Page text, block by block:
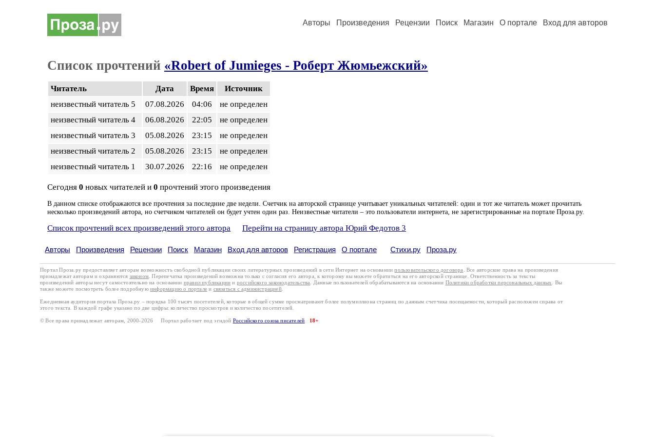
Авторы Произведения Рецензии Поиск Магазин О портале Вход для авторов
Список прочтений «Robert of Jumieges - Роберт Жюмьежский»
Читатель Дата Время
Источник
неизвестный читатель 5
07.08.2026 04:06
не определен
неизвестный читатель 4
06.08.2026 22:05
не определен
неизвестный читатель 3
05.08.2026 23:15
не определен
неизвестный читатель 2
05.08.2026 23:15
не определен
неизвестный читатель 1
30.07.2026 22:16 не определен
Сегодня 0 новых читателей и 0 прочтений этого произведения
В данном списке отображаются все прочтения за последние две недели. Счетчик на авторской странице учитывает уникальных читателей: один и тот же читатель может прочитать
несколько произведений автора, но счетчиком читателей он будет учтен один раз. Неизвестные читатели – это пользователи интернета, не зарегистрированные на портале Проза.ру.
Список прочтений всех произведений этого автора Перейти на страницу автора Юрий Федотов 3
Авторы Произведения Рецензии Поиск Магазин Вход для авторов Регистрация О портале Стихи.ру Проза.ру
Портал Проза.ру предоставляет авторам возможность свободной публикации своих литературных произведений в сети Интернет на основаниипользовательского договора
. Все авторские права на произведения
принадлежат авторам и охраняются законом . Перепечатка произведений возможна только с согласия его автора, к которому вы можете обратиться на его авторской странице. Ответственность за тексты
произведений авторы несут самостоятельно на основании правил публикации и российского законодательства . Данные пользователей обрабатываются на основании Политики обработки персональных данных
. Вы
также можете посмотреть более подробную информацию о портале и связаться с администрацией.
Ежедневная аудитория портала Проза.ру – порядка 100 тысяч посетителей, которые в общей сумме просматривают более полумиллиона страниц по данным счетчика посещаемости, который расположен справа от
этого текста. В каждой графе указано по две цифры: количество просмотров и количество посетителей.
© Все права принадлежат авторам, 2000-2026 Портал работает под эгидой Российского союза писателей 18+